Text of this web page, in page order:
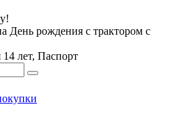
лет, Паспорт